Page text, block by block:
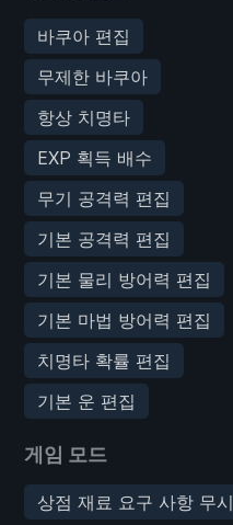
바쿠아 편집
무제한 바쿠아
항상 치명타
EXP 획득 배수
무기 공격력 편집
기본 공격력 편집
기본 물리 방어력 편집
기본 마법 방어력 편집
치명타 확률 편집
기본 운 편집
게임 모드
상점 재료 요구 사항 무시